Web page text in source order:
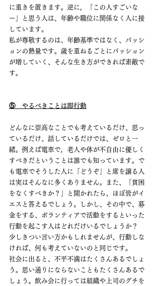
に重きを置きます。逆に，「この人すごいな
ー」と思う人は、年齢や職位に関係なく人に接
しています。
私が尊敬するのは、年齢基準ではなく、パッシ
ョンの熱量です。歳を重ねるごとにパッション
が増していく、そんな生き方ができれば素敵で
す。
⑤　やるべきことは即行動
どんなに崇高なことでも考えているだけ、思っ
ているだけ、話しているだけでは、ゼロと一
緒。例えば電車で，老人や体が不自由に優しく
すべきだということは誰でも知っています。で
も電車でそうした人に「どうぞ」と席を譲る人
は実はそんなに多くありません。また、「貧困
をなくすべきか？」と聞かれたら、ほぼ皆がイ
エスと答えるでしょう。しかし、その中で、募
金をする、ボランティアで活動をするといった
行動を起こす人はどれだけいるでしょうか？
少しきつい言い方かもしれませんが、行動しな
ければ、何も考えていないのと同じです。
社会に出ると、不平不満はたくさんあるでしょ
う。思い通りにならないこともたくさんあるで
しょう。飲み会に行っては組織や上司のグチを